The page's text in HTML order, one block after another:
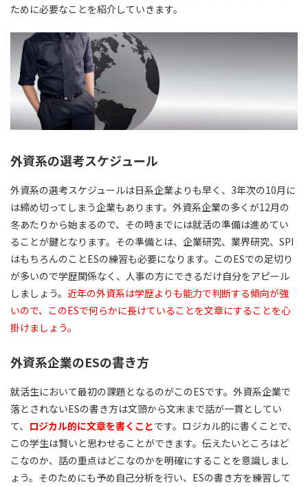
ために必要なことを紹介していきます。
外資系の選考スケジュール
外資系の選考スケジュールは日系企業よりも早く、3年次の10月に
は締め切ってしまう企業もあります。外資系企業の多くが12月の
冬あたりから始まるので、その時までには就活の準備は進めてい
ることが鍵となります。その準備とは、企業研究、業界研究、SPI
はもちろんのことESの練習も必要になります。このESでの足切り
が多いので学歴関係なく、人事の方にできるだけ自分をアピール
しましょう。 近年の外資系は学歴よりも能力で判断する傾向が強
いので、このESで何らかに長けていることを文章にすることを心
掛けましょう。
外資系企業のESの書き方
就活生において最初の課題となるのがこのESです。外資系企業で
落とされないESの書き方は文頭から文末まで話が一貫としてい
て、 ロジカル的に文章を書くことです。ロジカル的に書くことで、
この学生は賢いと思わせることができます。伝えたいところはど
こなのか、話の重点はどこなのかを明確にすることを意識しまし
ょう。そのためにも予め自己分析を行い、ESの書き方を練習して